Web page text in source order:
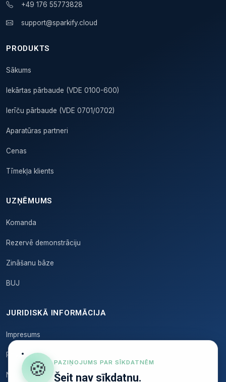
🍪 PAZIŅOJUMS PAR SĪKDATNĒM
Šeit nav sīkdatņu.
+49 176 55773828
support@sparkify.cloud
PRODUKTS
Sākums
Iekārtas pārbaude (VDE 0100-600)
Ierīču pārbaude (VDE 0701/0702)
Aparatūras partneri
Cenas
Tīmekļa klients
UZŅĒMUMS
Komanda
Rezervē demonstrāciju
Zināšanu bāze
BUJ
JURIDISKĀ INFORMĀCIJA
Impresums
Privātums
Noteikumi